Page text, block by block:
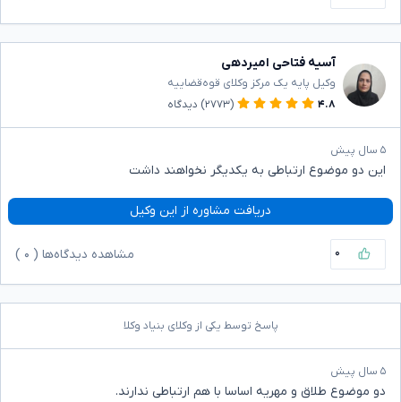
آسیه فتاحی امیردهی
وکیل پایه یک مرکز وکلای قوه‌قضاییه
۴.۸
(۲۷۷۳) دیدگاه
۵ سال پیش
این دو موضوع ارتباطی به یکدیگر نخواهند داشت
دریافت مشاوره از این وکیل
۰ مشاهده دیدگاه‌ها ( ۰
پاسخ توسط یکی از وکلای بنیاد وکلا
۵ سال پیش
دو موضوع طلاق و مهریه اساسا با هم ارتباطی ندارند.